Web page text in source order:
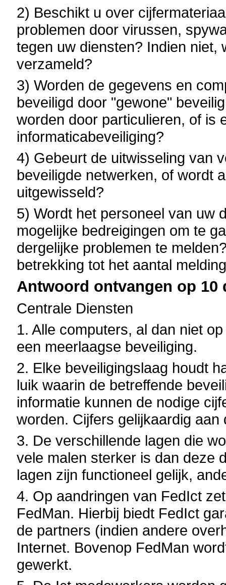
2) Beschikt u over
problemen door virussen,
tegen uw diensten? Indien
verzameld?
3) Worden de gegevens en
beveiligd door "gewone"
worden door particulieren, of is
informaticabeveiliging?
4) Gebeurt de uitwisseling van
beveiligde netwerken, of wordt
uitgewisseld?
5) Wordt het personeel van uw
mogelijke bedreigingen om te
dergelijke problemen te
betrekking tot het aantal
Antwoord ontvangen op 10
Centrale Diensten
1. Alle computers, al dan niet
een meerlaagse beveiliging.
2. Elke beveiligingslaag houdt
luik waarin de betreffende
informatie kunnen de nodige
worden. Cijfers gelijkaardig
3. De verschillende lagen die
vele malen sterker is dan deze
lagen zijn functioneel gelijk,
4. Op aandringen van FedIct
FedMan. Hierbij biedt FedIct
de partners (indien andere
Internet. Bovenop FedMan
gewerkt.